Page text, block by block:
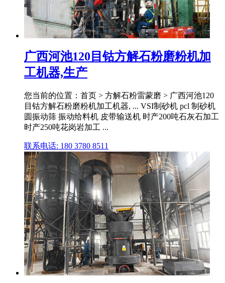
广西河池120目钴方解石粉磨粉机加
工机器,生产
您当前的位置：首页 > 方解石粉雷蒙磨 > 广西河池120
目钴方解石粉磨粉机加工机器, ... VSI制砂机 pcl 制砂机
圆振动筛 振动给料机 皮带输送机 时产200吨石灰石加工
时产250吨花岗岩加工 ...
联系电话: 180 3780 8511